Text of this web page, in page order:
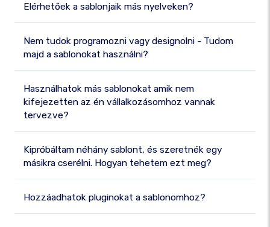
Elérhetőek a sablonjaik más nyelveken?
Nem tudok programozni vagy designolni - Tudom
majd a sablonokat használni?
Használhatok más sablonokat amik nem
kifejezetten az én vállalkozásomhoz vannak
tervezve?
Kipróbáltam néhány sablont, és szeretnék egy
másikra cserélni. Hogyan tehetem ezt meg?
Hozzáadhatok pluginokat a sablonomhoz?